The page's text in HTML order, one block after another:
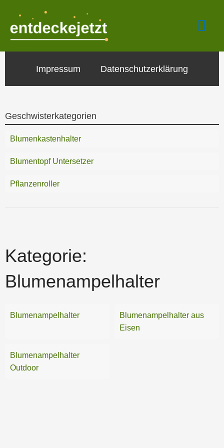
springen
Geschwisterkategorien
Blumenkastenhalter
Blumentopf Untersetzer
Pflanzenroller
Kategorie:
Blumenampelhalter
Blumenampelhalter
Blumenampelhalter aus
Eisen
Blumenampelhalter
Outdoor
Impressum Datenschutzerklärung